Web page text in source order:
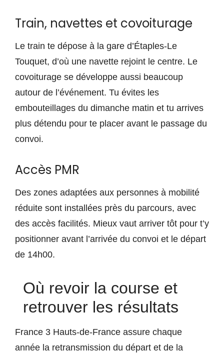
Train, navettes et covoiturage
Le train te dépose à la gare d’Étaples-Le
Touquet, d’où une navette rejoint le centre. Le
covoiturage se développe aussi beaucoup
autour de l’événement. Tu évites les
embouteillages du dimanche matin et tu arrives
plus détendu pour te placer avant le passage du
convoi.
Accès PMR
Des zones adaptées aux personnes à mobilité
réduite sont installées près du parcours, avec
des accès facilités. Mieux vaut arriver tôt pour t’y
positionner avant l’arrivée du convoi et le départ
de 14h00.
Où revoir la course et
retrouver les résultats
France 3 Hauts-de-France assure chaque
année la retransmission du départ et de la